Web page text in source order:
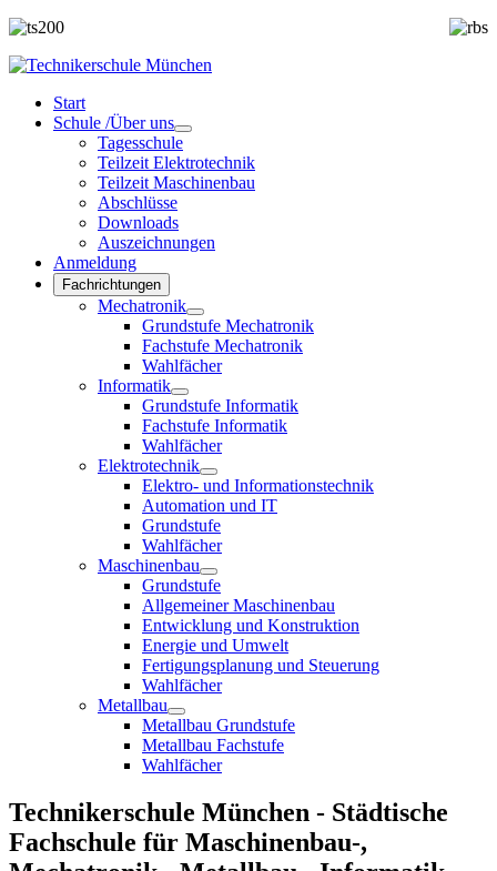
Start
Schule /Über uns
Tagesschule
Teilzeit Elektrotechnik
Teilzeit Maschinenbau
Abschlüsse
Downloads
Auszeichnungen
Anmeldung
Fachrichtungen
Mechatronik
Grundstufe Mechatronik
Fachstufe Mechatronik
Wahlfächer
Informatik
Grundstufe Informatik
Fachstufe Informatik
Wahlfächer
Elektrotechnik
Elektro- und Informationstechnik
Automation und IT
Grundstufe
Wahlfächer
Maschinenbau
Grundstufe
Allgemeiner Maschinenbau
Entwicklung und Konstruktion
Energie und Umwelt
Fertigungsplanung und Steuerung
Wahlfächer
Metallbau
Metallbau Grundstufe
Metallbau Fachstufe
Wahlfächer
Technikerschule München - Städtische
Fachschule für Maschinenbau-,